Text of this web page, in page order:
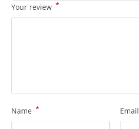
Your review *
Name * Email